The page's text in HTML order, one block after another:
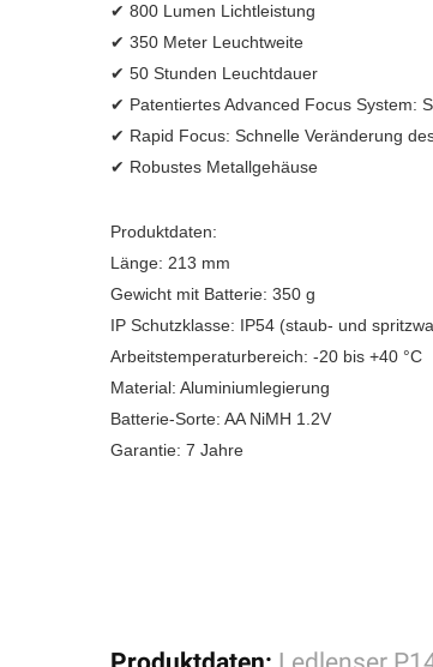
✔ 800 Lumen Lichtleistung
✔ 350 Meter Leuchtweite
✔ 50 Stunden Leuchtdauer
✔ Patentiertes Advanced Focus System:
✔ Rapid Focus: Schnelle Veränderung
✔ Robustes Metallgehäuse
Produktdaten:
Länge: 213 mm
Gewicht mit Batterie: 350 g
IP Schutzklasse: IP54 (staub- und
Arbeitstemperaturbereich: -20 bis +40 °C
Material: Aluminiumlegierung
Batterie-Sorte: AA NiMH 1.2V
Garantie: 7 Jahre